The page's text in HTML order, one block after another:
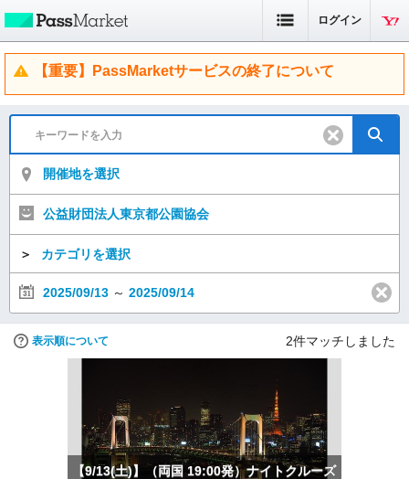
ログイン
【重要】PassMarketサービスの終了について
開催地を選択
公益財団法人東京都公園協会
＞ カテゴリを選択
2025/09/13 ～ 2025/09/14
表示順について 2件マッチしました
【9/13(土)】（両国 19:00発）ナイトクルーズ